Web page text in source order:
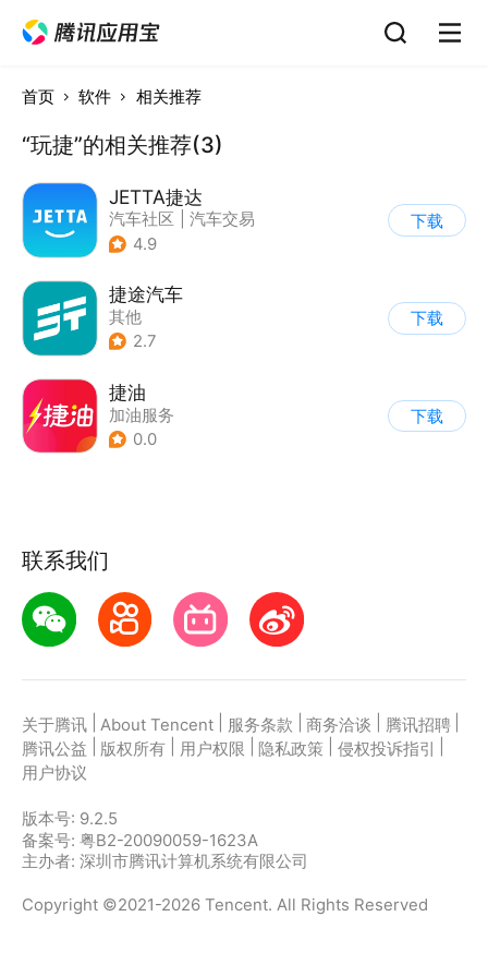
首页 软件 相关推荐
“玩捷”的相关推荐(3)
JETTA捷达
汽车社区
汽车交易
4.9
下载
捷途汽车
其他
2.7
下载
捷油
加油服务
0.0
下载
联系我们
关于腾讯 About Tencent 服务条款 商务洽谈 腾讯招聘
腾讯公益
版权所有 用户权限 隐私政策 侵权投诉指引
用户协议
版本号: 9.2.5
备案号: 粤B2-20090059-1623A
主办者: 深圳市腾讯计算机系统有限公司
Copyright ©2021-2026 Tencent. All Rights Reserved